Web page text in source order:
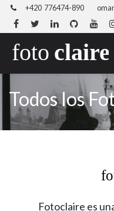
+420 776474-890
Todos los
Fotoclaire es